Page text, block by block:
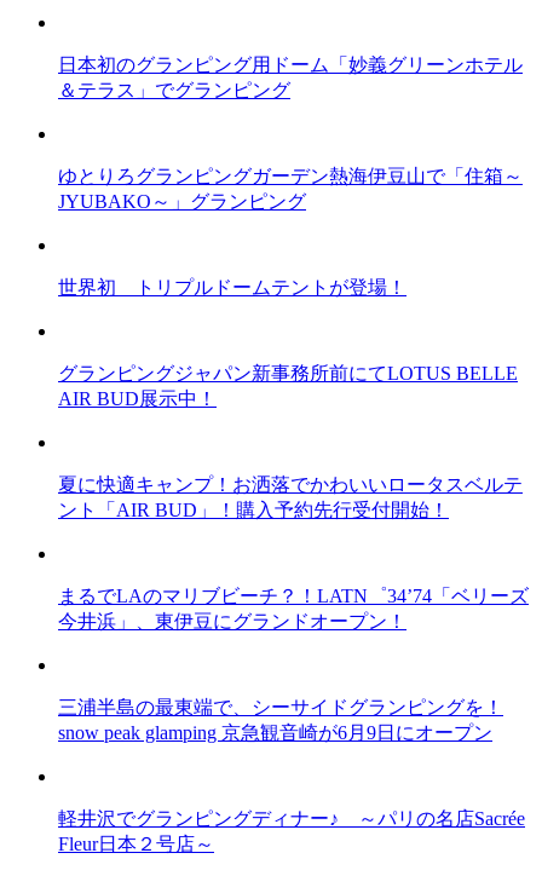
日本初のグランピング用ドーム「妙義グリーンホテル
＆テラス」でグランピング
ゆとりろグランピングガーデン熱海伊豆山で「住箱～
JYUBAKO～」グランピング
世界初 トリプルドームテントが登場！
グランピングジャパン新事務所前にてLOTUS BELLE
AIR BUD展示中！
夏に快適キャンプ！お洒落でかわいいロータスベルテ
ント「AIR BUD」！購入予約先行受付開始！
まるでLAのマリブビーチ？！LATN゜34’74「ベリーズ
今井浜」、東伊豆にグランドオープン！
三浦半島の最東端で、シーサイドグランピングを！
snow peak glamping 京急観音崎が6月9日にオープン
軽井沢でグランピングディナー♪ ～パリの名店Sacrée
Fleur日本２号店～